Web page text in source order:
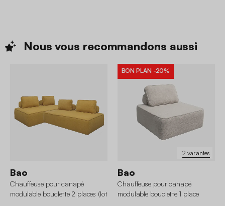
Nous vous recommandons aussi
Bao
Chauffeuse pour canapé
modulable bouclette 2 places (lot
2 variantes
BON PLAN -20%
Bao
Chauffeuse pour canapé
modulable bouclette 1 place